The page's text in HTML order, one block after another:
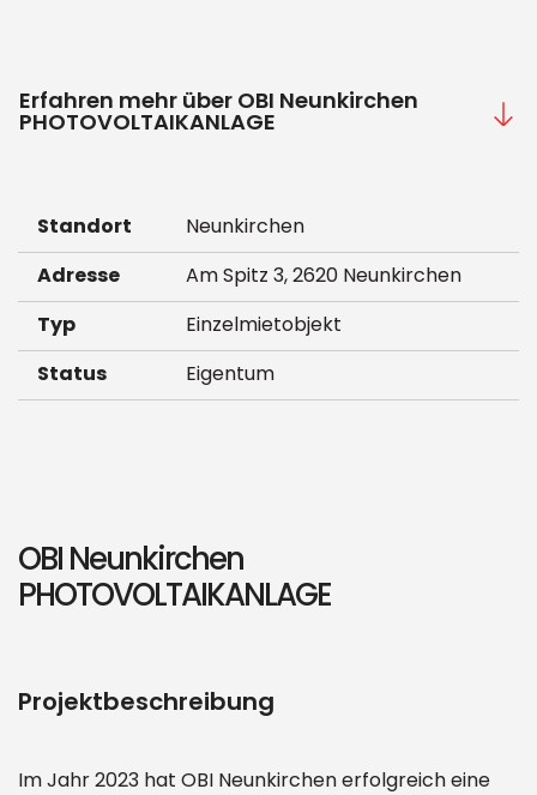
Erfahren mehr über OBI Neunkirchen
PHOTOVOLTAIKANLAGE
Standort Neunkirchen
Adresse Am Spitz 3, 2620 Neunkirchen
Typ Einzelmietobjekt
Status Eigentum
OBI Neunkirchen
PHOTOVOLTAIKANLAGE
Projektbeschreibung
Im Jahr 2023 hat OBI Neunkirchen erfolgreich eine